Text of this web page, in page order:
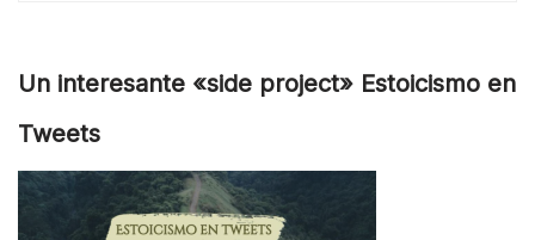
Un interesante «side project» Estoicismo en
Tweets